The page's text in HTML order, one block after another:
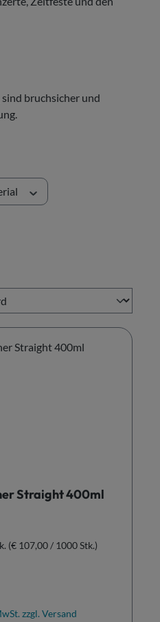
bruchsicher und
Straight 400ml
(€ 107,00 / 1000 Stk.)
zzgl. Versand